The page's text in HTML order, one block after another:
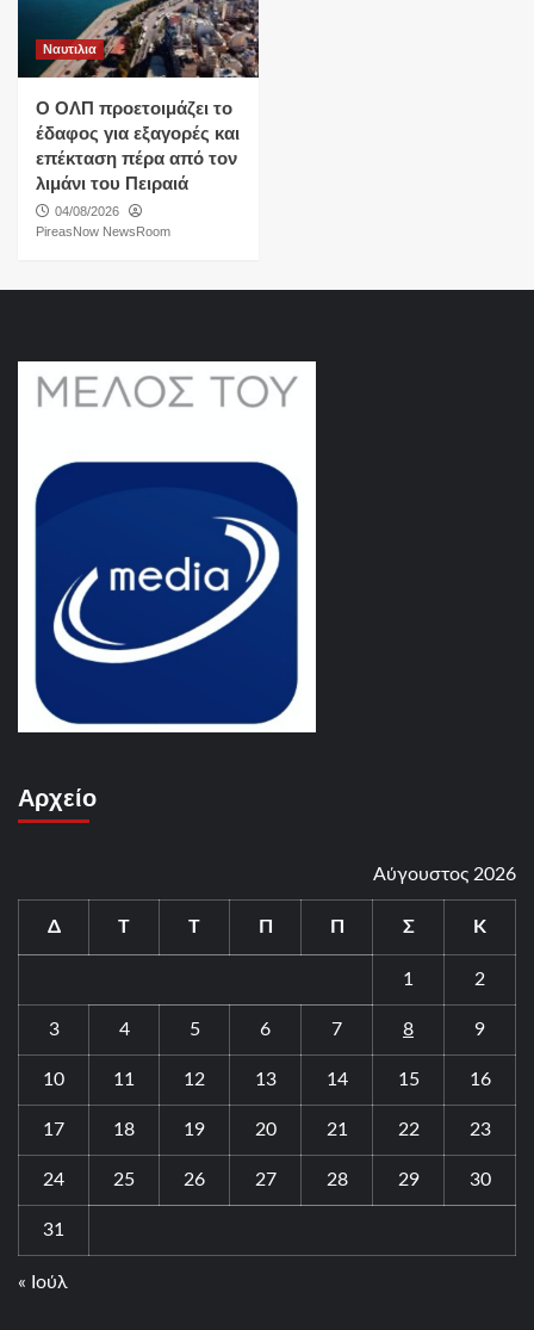
Ναυτιλια
O ΟΛΠ προετοιμάζει το
έδαφος για εξαγορές και
επέκταση πέρα από τον
λιμάνι του Πειραιά
04/08/2026
PireasNow NewsRoom
Αρχείο
Αύγουστος 2026
Δ Τ Τ Π Π Σ Κ
1 2
3 4 5 6 7 8 9
10 11 12 13 14 15 16
17 18 19 20 21 22 23
24 25 26 27 28 29 30
31
« Ιούλ